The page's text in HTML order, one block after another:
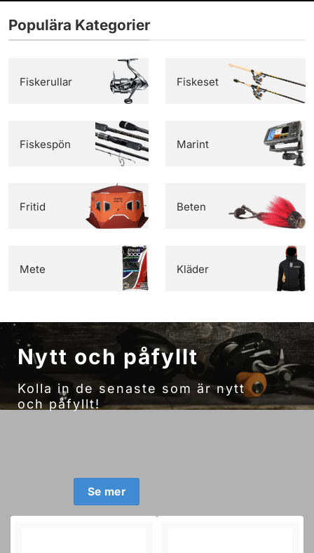
Populära Kategorier
Fiskerullar
Fiskespön
Fiskeset
Marint
Fritid
Mete
Beten
Kläder
Nytt och påfyllt
Kolla in de senaste som är nytt
och påfyllt!
Se mer